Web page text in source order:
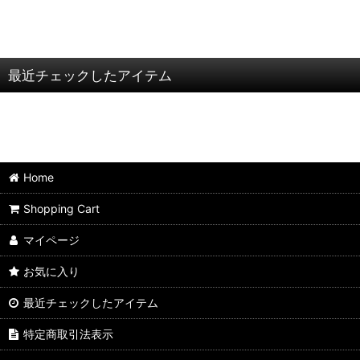
最近チェックしたアイテム
Home
Shopping Cart
マイページ
お気に入り
最近チェックしたアイテム
特定商取引法表示